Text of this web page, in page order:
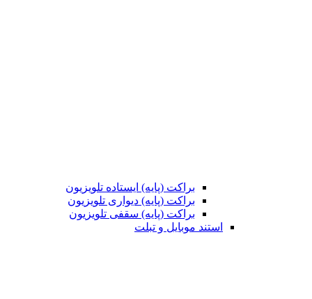
براکت (پایه) ایستاده تلویزیون
براکت (پایه) دیواری تلویزیون
براکت (پایه) سقفی تلویزیون
استند موبایل و تبلت